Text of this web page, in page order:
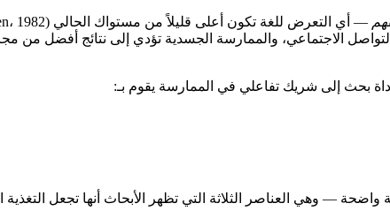
بحث إلى شريك تفاعلي في الممارسة يقوم بـ:
— وهي العناصر الثلاثة التي تظهر الأبحاث أنها تجعل التغذية